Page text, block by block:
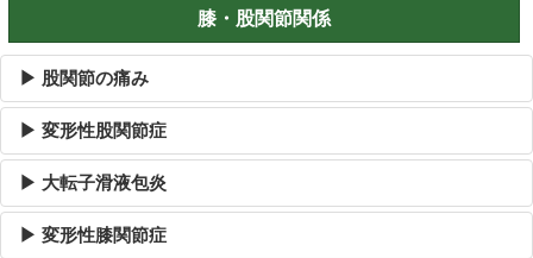
膝・股関節関係
▶ 股関節の痛み
▶ 変形性股関節症
▶ 大転子滑液包炎
▶ 変形性膝関節症